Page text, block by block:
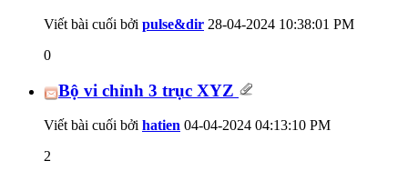
Viết bài cuối bởi pulse&dir 28-04-2024 10:38:01 PM
0
Bộ vi chỉnh 3 trục XYZ
Viết bài cuối bởi hatien 04-04-2024 04:13:10 PM
2